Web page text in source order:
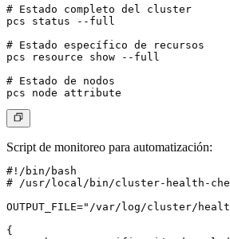
# Estado completo del cluster
pcs status --full
# Estado específico de recursos
pcs resource show --full
# Estado de nodos
Script de monitoreo para automatización:
#!/bin/bash
# /usr/local/bin/cluster-health-
OUTPUT_FILE="/var/log/cluster/health-
{